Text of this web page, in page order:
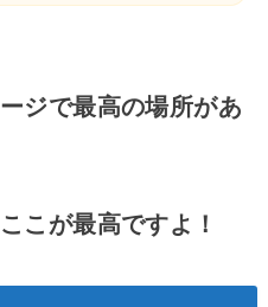
ジで最高の場所があ
こが最高ですよ！